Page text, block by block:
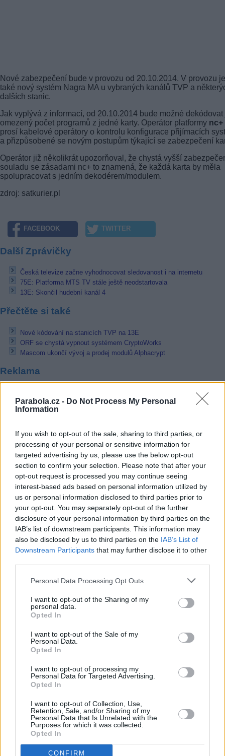
Parabola.cz - Do Not Process My Personal
Information
If you wish to opt-out of the sale, sharing to third parties, or
processing of your personal or sensitive information for
targeted advertising by us, please use the below opt-out
section to confirm your selection. Please note that after your
opt-out request is processed you may continue seeing
interest-based ads based on personal information utilized by
us or personal information disclosed to third parties prior to
your opt-out. You may separately opt-out of the further
disclosure of your personal information by third parties on the
IAB’s list of downstream participants. This information may
also be disclosed by us to third parties on the IAB’s List of
Downstream Participants that may further disclose it to other
Personal Data Processing Opt Outs
I want to opt-out of the Sharing of my
personal data.
Opted In
I want to opt-out of the Sale of my
Personal Data.
Opted In
I want to opt-out of processing my
Personal Data for Targeted Advertising.
Opted In
I want to opt-out of Collection, Use,
Retention, Sale, and/or Sharing of my
Personal Data that Is Unrelated with the
Purposes for which it was collected.
Opted In
CONFIRM
Nové zabezpečení bude v provozu od 20.10.2014. V provozu je
také nový systém Nagra MA u vybraných kanálů TVP a
dalších stanic.
Jak vyplývá z informací, od 20.10.2014 bude možné dekódovat
omezený počet programů z jedné karty. Operátor platformy nc+
prosí kabelové operátory o kontrolu konfigurace přijímacích
a přizpůsobené se novým postupům týkající se zabezpečení
Operátor již několikrát upozorňoval, že chystá vyšší
souladu se zásadami nc+ to znamená, že každá karta by měla
spolupracovat s jedním dekodérem/modulem.
zdroj: satkurier.pl
FACEBOOK TWITTER
Další Zprávičky
Česká televize začne vyhodnocovat sledovanost i na internetu
75E: Platforma MTS TV stále ještě neodstartovala
13E: Skončil hudební kanál 4
Přečtěte si také
Nové kódování na stanicích TVP na 13E
ORF se chystá vypnout systémem CryptoWorks
Mascom ukončí vývoj a prodej modulů Alphacrypt
Reklama
07.08.2026 -
07.08.2026 -
Bosch Powertrain s.r.o. Jihlava • obsluha CNC strojů •
48.400 Kč • náborový bonus 50.000 Kč • příspěvek na ubytování
okres Jihlava)
06.08.2026 -Bosch Powertrain s.r.o. Jihlava • CNC operátor• mzda
Kč • náborový bonus 50.000 Kč • příspěvek na ubytování (Jihlava,
06.08.2026 -Bosch Powertrain s.r.o. • montážní dělník • mzda 44.700
týdenní zálohy na mzdu 2.000 Kč (Jihlava, okres Jihlava)
06.08.2026 -Bosch Powertrain s.r.o. Jihlava • práce ve skladu • mzda
48.400 Kč • náborový bonus 50.000 Kč • ubytování (Jihlava, okres
... další nabídky zaměstnání
Vybrané články
Prima sport - co nabídne v prvním
vysílacím týdnu
Kdy a kde bude Prima sport k
Dovolená u moře•Bazény